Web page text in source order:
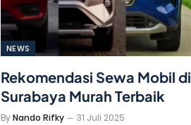
NEWS
Rekomendasi Sewa Mobil di
Surabaya Murah Terbaik
ByNando Rifky 31 Juli 2025